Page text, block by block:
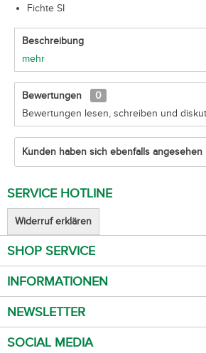
Fichte SI
Beschreibung
mehr
Bewertungen
0
Bewertungen lesen, schreiben und
Kunden haben sich ebenfalls angesehen
SERVICE HOTLINE
Widerruf erklären
SHOP SERVICE
INFORMATIONEN
NEWSLETTER
SOCIAL MEDIA